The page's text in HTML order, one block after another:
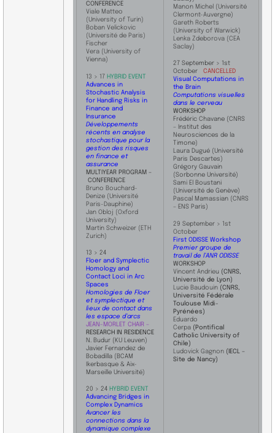
​CONFERENCE
Viale Matteo
(University of Turin)
Boban Velickovic
(Université de Paris)
Fischer
Vera (University of
Vienna)
​13 > 17 HYBRID EVENT
​​​Advances in
Stochastic Analysis
for Handling Risks in
Finance and
Insurance
Développements
récents en analyse
stochastique pour la
gestion des risques
en finance et
assurance
​MULTIYEAR PROGRAM –
CONFERENCE
Bruno Bouchard-
Denize (Université
Paris-Dauphine)
Jan Obloj (Oxford
University)
Martin Schweizer (ETH
Zurich)
13 > 24
Floer and Symplectic
Homology and
Contact Loci in Arc
Spaces
Homologies de Floer
et symplectique et
lieux de contact dans
les espace d’arcs
JEAN-MORLET CHAIR –
RESEARCH IN RESIDENCE
N. Budur (KU Leuven)
Javier Fernandez de
Bobadilla (BCAM
Ikerbasque & Aix-
Marseille Université)
​20 > 24 HYBRID EVENT
Advancing Bridges in
Complex Dynamics
Avancer les
connections dans la
dynamique complexe
Manon Michel (Université
Clermont-Auvergne)
Gareth Roberts
(University of Warwick)
Lenka ​Zdeborova (CEA
Saclay)
27 September > 1st
October CANCELLED
Visual Computations in
the Brain
Computations visuelles
dans le cerveau
WORKSHOP
Frédéric Chavane (CNRS
– Institut des
Neurosciences de la
Timone)
Laura Dugué (Université
Paris Descartes)
Grégory Gauvain
(Sorbonne Université)
Sami El Boustani
(Université de Genève)
Pascal Mamassian (CNRS
– ENS Paris)
29 September > 1st
October
First ODISSE Workshop
Premier groupe de
travail de l’ANR ODISSE
​WORKSHOP
Vincent Andrieu (CNRS,
Université de Lyon)
Lucie Baudouin (CNRS,
Université Fédérale
Toulouse Midi-
Pyrénées)
Eduardo
Cerpa (Pontifical
Catholic University of
Chile)
Ludovick Gagnon (IECL –
Site de Nancy)